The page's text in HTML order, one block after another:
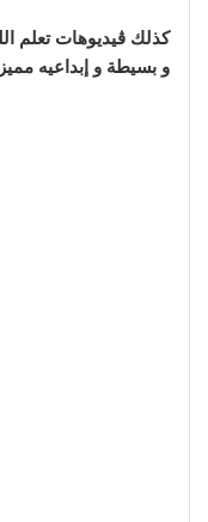
كذلك ڤيديوهات تعلم
و بسيطة و إبداعيه